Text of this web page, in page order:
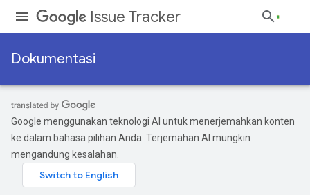
Issue Tracker
Dokumentasi
Google menggunakan teknologi AI untuk menerjemahkan konten
ke dalam bahasa pilihan Anda. Terjemahan AI mungkin
mengandung kesalahan.